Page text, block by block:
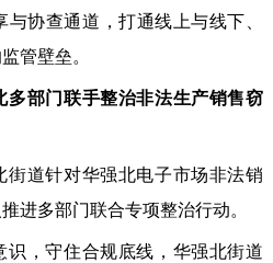
协查通道，打通线上与线下、
管壁垒。
多部门联手整治非法生产销售窃
街道针对华强北电子市场非法销
进多部门联合专项整治行动。
识，守住合规底线，华强北街道